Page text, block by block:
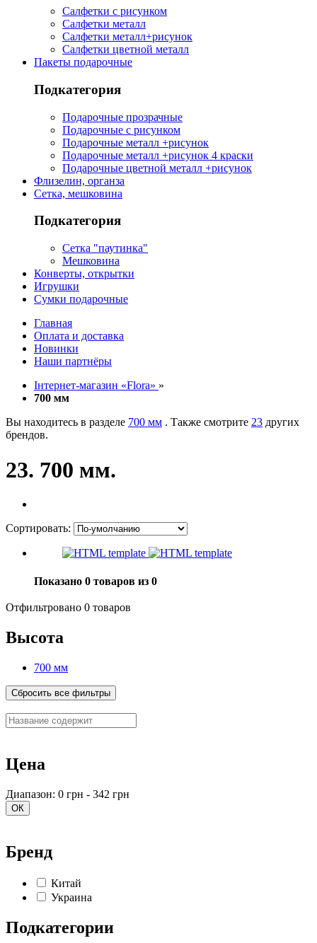
Салфетки с рисунком
Салфетки металл
Салфетки металл+рисунок
Салфетки цветной металл
Пакеты подарочные
Подкатегория
Подарочные прозрачные
Подарочные с рисунком
Подарочные металл +рисунок
Подарочные металл +рисунок 4 краски
Подарочные цветной металл +рисунок
Флизелин, органза
Сетка, мешковина
Подкатегория
Сетка "паутинка"
Мешковина
Конверты, открытки
Игрушки
Сумки подарочные
Главная
Оплата и доставка
Новинки
Наши партнёры
Інтернет-магазин «Flora» »
700 мм
Вы находитесь в разделе 700 мм . Также смотрите 23 других
брендов.
23. 700 мм.
Сортировать:
Показано 0 товаров из 0
Отфильтровано 0 товаров
Высота
700 мм
Сбросить все фильтры
Цена
Диапазон: 0 грн - 342 грн
ОК
Бренд
Китай
Украина
Подкатегории